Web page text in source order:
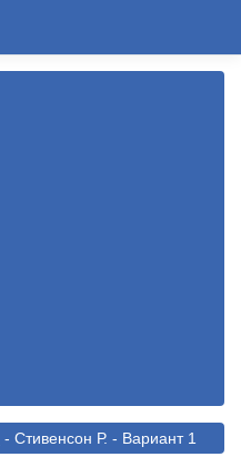
- Стивенсон Р. - Вариант 1